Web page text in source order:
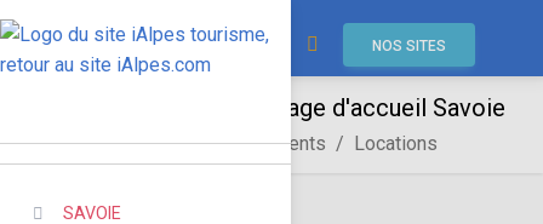
SAVOIE
NOS SITES
SAVOIE Hébergements Locations